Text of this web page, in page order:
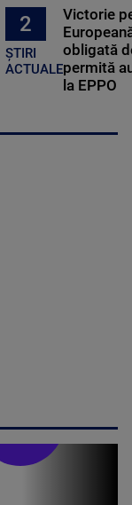
2
ȘTIRI
ACTUALE
Victorie
obligată
permită
la EPPO